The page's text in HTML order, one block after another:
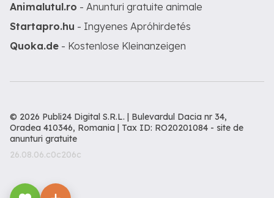
Animalutul.ro - Anunturi gratuite animale
Startapro.hu - Ingyenes Apróhirdetés
Quoka.de - Kostenlose Kleinanzeigen
© 2026 Publi24 Digital S.R.L. | Bulevardul Dacia nr 34,
Oradea 410346, Romania | Tax ID: RO20201084 - site de
anunturi gratuite
26.08.06.c0c206c